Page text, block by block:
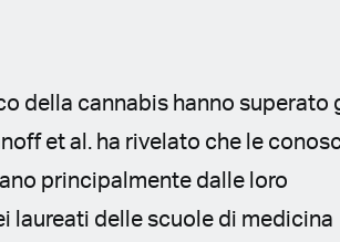
della cannabis hanno superato
et al. ha rivelato che le
principalmente dalle loro
laureati delle scuole di medicina